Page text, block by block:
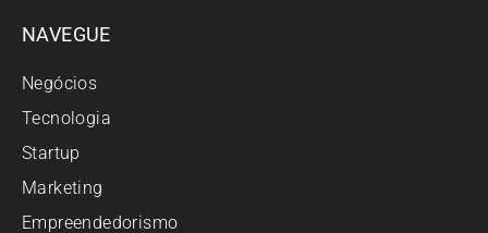
NAVEGUE
Negócios
Tecnologia
Startup
Marketing
Empreendedorismo